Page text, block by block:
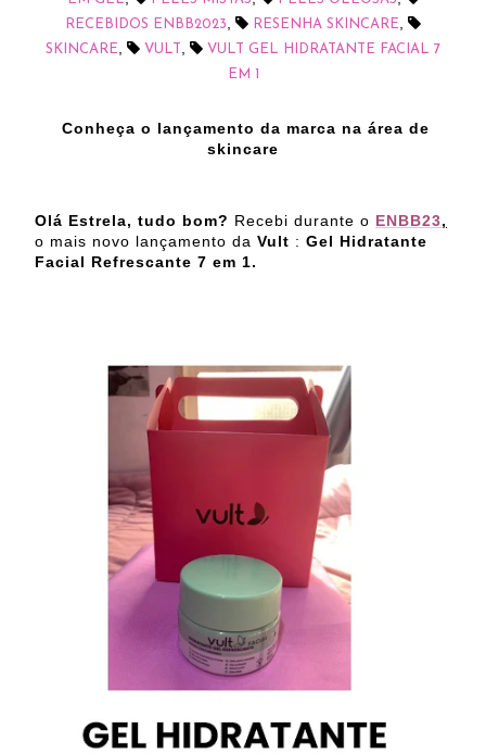
RECEBIDOS ENBB2023 RESENHA SKINCARE
SKINCARE VULT
VULT GEL HIDRATANTE FACIAL 7
EM 1
Conheça o lançamento da marca na área de
skincare
Olá Estrela, tudo bom? Recebi durante o ENBB23,
o mais novo lançamento da Vult : Gel Hidratante
Facial Refrescante 7 em 1.